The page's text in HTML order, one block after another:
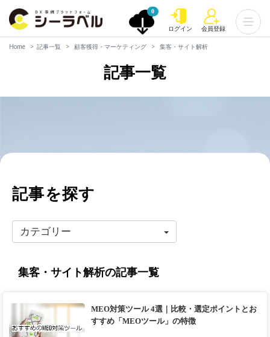
0
ログイン 会員登録
Home 記事一覧 顧客獲得・マーケティング 集客・サイト解析
記事一覧
記事を探す
カテゴリー
集客・サイト解析の記事一覧
MEO対策ツール 4選｜比較・選定ポイントとお
すすめ「MEOツール」の特徴